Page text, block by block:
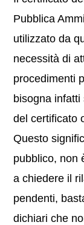
Pubblica
utilizzato da
necessità di
procedimenti
bisogna infatti
del certificato
Questo
pubblico, non
a chiedere il
pendenti,
dichiari che